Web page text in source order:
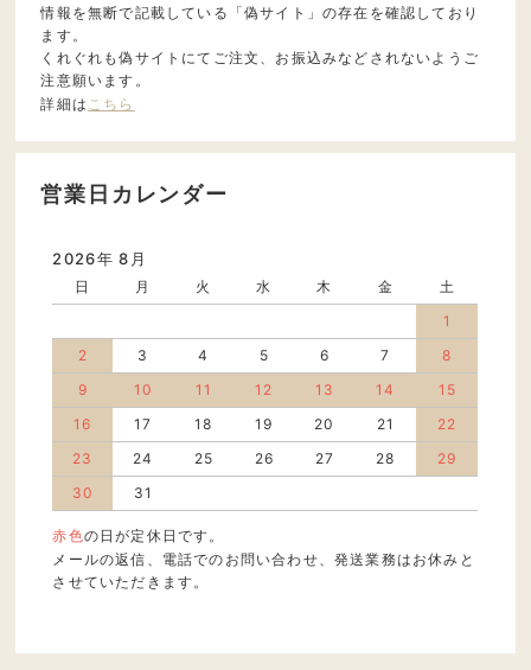
情報を無断で記載している「偽サイト」の存在を確認しており
ます。
くれぐれも偽サイトにてご注文、お振込みなどされないようご
注意願います。
詳細は こちら
営業日カレンダー
2026年 8月
日 月 火 水 木 金
土
1
2
3 4 5 6 7
8
9
10 11 12 13 14
15
16
17 18 19 20 21
22
23
24 25 26 27 28
29
30
31
赤色の日が定休日です。
メールの返信、電話でのお問い合わせ、発送業務はお休みと
させていただきます。